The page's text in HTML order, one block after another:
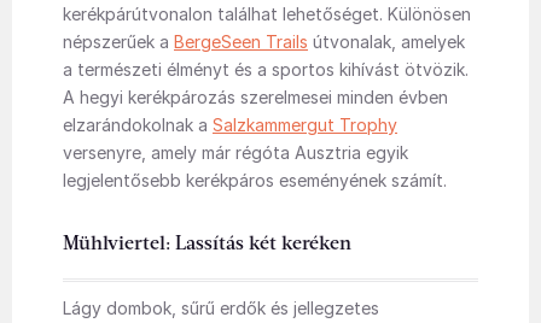
kerékpárútvonalon találhat lehetőséget. Különösen
népszerűek a BergeSeen Trails útvonalak, amelyek
a természeti élményt és a sportos kihívást ötvözik.
A hegyi kerékpározás szerelmesei minden évben
elzarándokolnak a Salzkammergut Trophy
versenyre, amely már régóta Ausztria egyik
legjelentősebb kerékpáros eseményének számít.
Mühlviertel: Lassítás két keréken
Lágy dombok, sűrű erdők és jellegzetes